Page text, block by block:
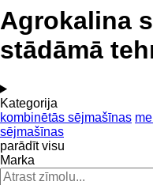
Agrokalina
stādāmā
Kategorija
kombinētās sējmašīnas
sējmašīnas
parādīt visu
Marka